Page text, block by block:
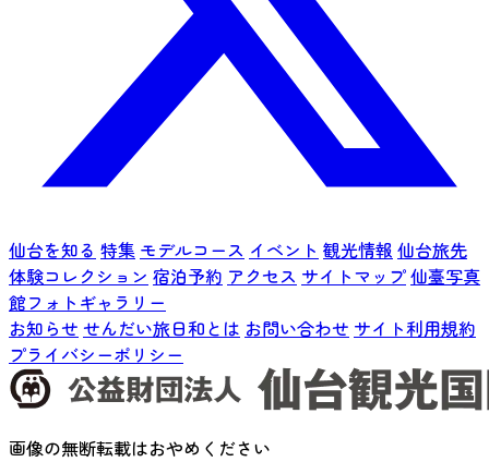
仙台を知る 特集 モデルコース イベント 観光情報 仙台旅先
体験コレクション 宿泊予約 アクセス サイトマップ仙臺写真
館フォトギャラリー
お知らせ せんだい旅日和とは お問い合わせ サイト利用規約
プライバシーポリシー
画像の無断転載はおやめください